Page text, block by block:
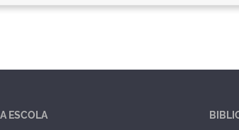
A ESCOLA